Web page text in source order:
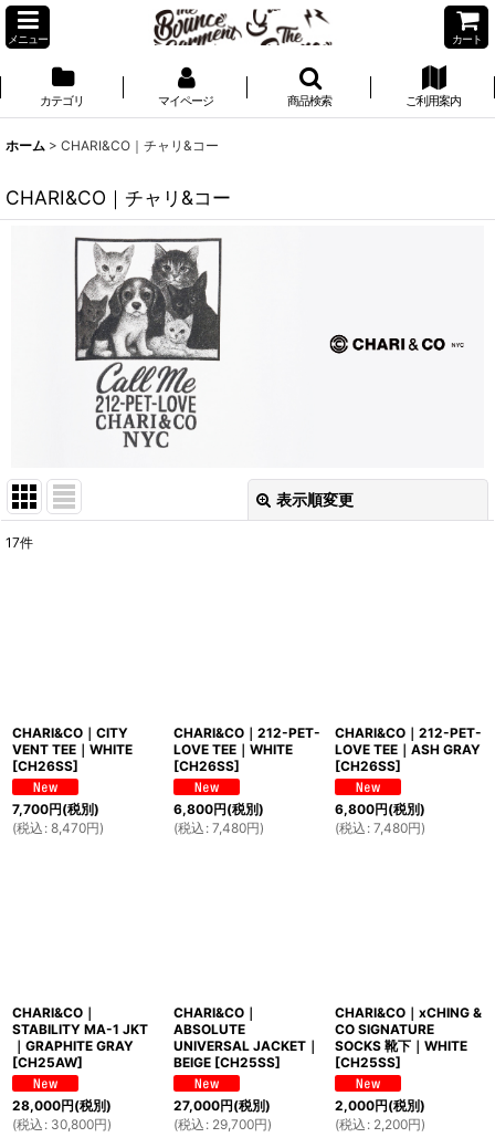
メニュー カート
カテゴリ マイページ 商品検索 ご利用案内
ホーム > CHARI&CO｜チャリ&コー
CHARI&CO｜チャリ&コー
表示順変更
17件
CHARI&CO｜CITY
VENT TEE｜WHITE
[CH26SS]
7,700円(税別)
(税込 : 8,470円)
CHARI&CO｜212-PET-
LOVE TEE｜WHITE
[CH26SS]
6,800円(税別)
(税込 : 7,480円)
CHARI&CO｜212-PET-
LOVE TEE｜ASH GRAY
[CH26SS]
6,800円(税別)
(税込 : 7,480円)
CHARI&CO｜
STABILITY MA-1 JKT
｜GRAPHITE GRAY
[CH25AW]
28,000円(税別)
(税込 : 30,800円)
CHARI&CO｜
ABSOLUTE
UNIVERSAL JACKET｜
BEIGE [CH25SS]
27,000円(税別)
(税込 : 29,700円)
CHARI&CO｜xCHING &
CO SIGNATURE
SOCKS 靴下｜WHITE
[CH25SS]
2,000円(税別)
(税込 : 2,200円)